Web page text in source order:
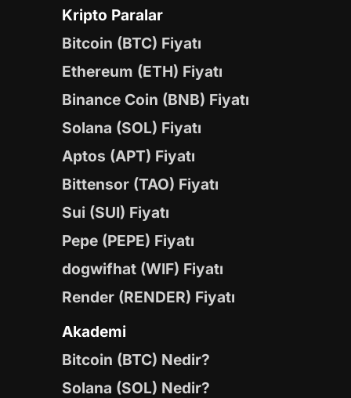
Kripto Paralar
Bitcoin (BTC) Fiyatı
Ethereum (ETH) Fiyatı
Binance Coin (BNB) Fiyatı
Solana (SOL) Fiyatı
Aptos (APT) Fiyatı
Bittensor (TAO) Fiyatı
Sui (SUI) Fiyatı
Pepe (PEPE) Fiyatı
dogwifhat (WIF) Fiyatı
Render (RENDER) Fiyatı
Akademi
Bitcoin (BTC) Nedir?
Solana (SOL) Nedir?